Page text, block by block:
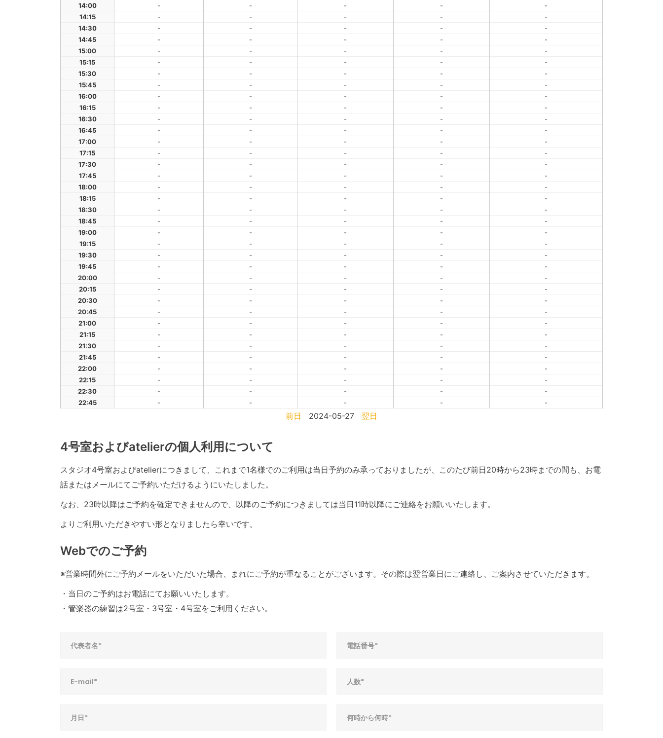
14:00
- - - -
-
14:15
- - - -
-
14:30
- - - -
-
14:45
- - - -
-
15:00
- - - -
-
15:15
- - - -
-
15:30
- - - -
-
15:45
- - - -
-
16:00
- - - -
-
16:15
- - - -
-
16:30
- - - -
-
16:45
- - - -
-
17:00
- - - -
-
17:15
- - - -
-
17:30
- - - -
-
17:45
- - - -
-
18:00
- - - -
-
18:15
- - - -
-
18:30
- - - -
-
18:45
- - - -
-
19:00
- - - -
-
19:15
- - - -
-
19:30
- - - -
-
19:45
- - - -
-
20:00
- - - -
-
20:15
- - - -
-
20:30
- - - -
-
20:45
- - - -
-
21:00
- - - -
-
21:15
- - - -
-
21:30
- - - -
-
21:45
- - - -
-
22:00
- - - -
-
22:15
- - - -
-
22:30
- - - -
-
22:45
- - - - -
前日 2024-05-27 翌日
4号室およびatelierの個人利用について
スタジオ4号室およびatelierにつきまして、これまで1名様でのご利用は当日予約のみ承っておりましたが、このたび前日20時から23時までの間も、お電
話またはメールにてご予約いただけるようにいたしました。
なお、23時以降はご予約を確定できませんので、以降のご予約につきましては当日11時以降にご連絡をお願いいたします。
よりご利用いただきやすい形となりましたら幸いです。
Webでのご予約
※営業時間外にご予約メールをいただいた場合、まれにご予約が重なることがございます。その際は翌営業日にご連絡し、ご案内させていただきます。
・当日のご予約はお電話にてお願いいたします。
・管楽器の練習は2号室・3号室・4号室をご利用ください。